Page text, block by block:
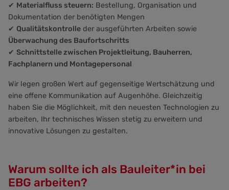
✔ Materialfluss steuern: Bestellung, Organisation und
Dokumentation der benötigten Mengen
✔ Qualitätskontrolle der ausgeführten Arbeiten sowie
Überwachung des Baufortschritts
✔ Schnittstelle zwischen Projektleitung, Bauherren,
Fachplanern und Montagepersonal
Wir legen großen Wert auf gegenseitige Wertschätzung und
eine offene Kommunikation auf Augenhöhe. Gleichzeitig
haben Sie die Möglichkeit, mit den neuesten Technologien zu
arbeiten, Ihr technisches Wissen stetig zu erweitern und
innovative Lösungen zu gestalten.
Warum sollte ich als Bauleiter*in bei
EBG arbeiten?